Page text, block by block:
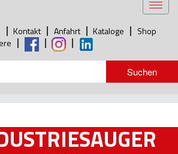
Kontakt Anfahrt Kataloge
Shop